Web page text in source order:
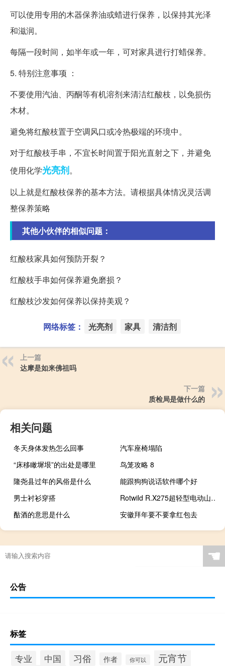
可以使用专用的木器保养油或蜡进行保养，以保持其光泽
和滋润。
每隔一段时间，如半年或一年，可对家具进行打蜡保养。
5. 特别注意事项 ：
不要使用汽油、丙酮等有机溶剂来清洁红酸枝，以免损伤
木材。
避免将红酸枝置于空调风口或冷热极端的环境中。
对于红酸枝手串，不宜长时间置于阳光直射之下，并避免
使用化学光亮剂。
以上就是红酸枝保养的基本方法。请根据具体情况灵活调
整保养策略
其他小伙伴的相似问题：
红酸枝家具如何预防开裂？
红酸枝手串如何保养避免磨损？
红酸枝沙发如何保养以保持美观？
网络标签： 光亮剂 家具 清洁剂
上一篇
达摩是如来佛祖吗
下一篇
质检局是做什么的
相关问题
冬天身体发热怎么回事
汽车座椅塌陷
“床移瞰墀垠”的出处是哪里
鸟笼攻略 8
隆尧县过年的风俗是什么
能跟狗狗说话软件哪个好
男士衬衫穿搭
Rotwild R.X275超轻型电动山地车起价为9500欧元
酤酒的意思是什么
安徽拜年要不要拿红包去
☚
公告
标签
专业 中国 习俗 作者 你可以 元宵节